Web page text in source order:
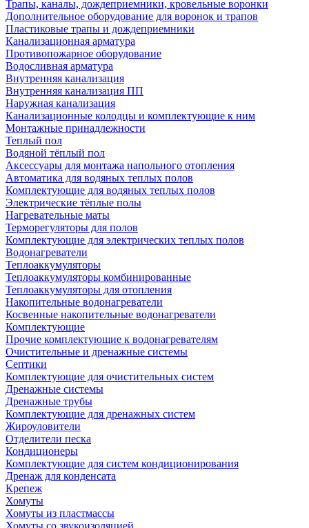
Трапы, каналы, дождеприемники, кровельные воронки
Дополнительное оборудование для воронок и трапов
Пластиковые трапы и дождеприемники
Канализационная арматура
Противопожарное оборудование
Водосливная арматура
Внутренняя канализация
Внутренняя канализация ПП
Наружная канализация
Канализационные колодцы и комплектующие к ним
Монтажные принадлежности
Теплый пол
Водяной тёплый пол
Аксессуары для монтажа напольного отопления
Автоматика для водяных теплых полов
Комплектующие для водяных теплых полов
Электрические тёплые полы
Нагревательные маты
Терморегуляторы для полов
Комплектующие для электрических теплых полов
Водонагреватели
Теплоаккумуляторы
Теплоаккумуляторы комбинированные
Теплоаккумуляторы для отопления
Накопительные водонагреватели
Косвенные накопительные водонагреватели
Комплектующие
Прочие комплектующие к водонагревателям
Очистительные и дренажные системы
Септики
Комплектующие для очистительных систем
Дренажные системы
Дренажные трубы
Комплектующие для дренажных систем
Жироуловители
Отделители песка
Кондиционеры
Комплектующие для систем кондиционирования
Дренаж для конденсата
Крепеж
Хомуты
Хомуты из пластмассы
Хомуты со звукоизоляцией